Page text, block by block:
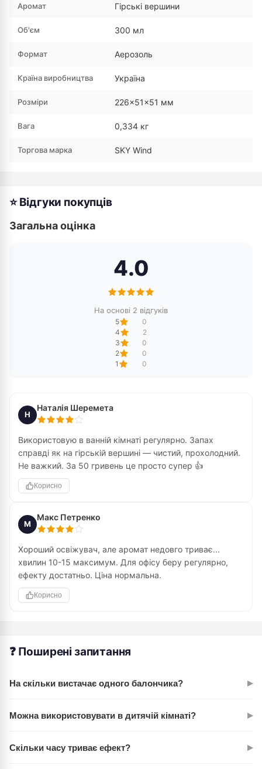
Аромат Гірські вершини
Об'єм 300 мл
Формат Аерозоль
Країна виробництва Україна
Розміри 226×51×51 мм
Вага 0,334 кг
Торгова марка SKY Wind
⭐ Відгуки покупців
Загальна оцінка
4.0
На основі 2 відгуків
5
0
4
2
3
0
2
0
1
0
Н
Наталія Шеремета
Використовую в ванній кімнаті регулярно. Запах
справді як на гірській вершині — чистий, прохолодний.
Не важкий. За 50 гривень це просто супер 👍
Корисно
М
Макс Петренко
Хороший освіжувач, але аромат недовго триває...
хвилин 10-15 максимум. Для офісу беру регулярно,
ефекту достатньо. Ціна нормальна.
Корисно
❓ Поширені запитання
На скільки вистачає одного балончика? ▸
300 мл вистачає на 1,5-2 місяці. Залежить від розміру
Можна використовувати в дитячій кімнаті? ▸
Рекомендується розпилювати коротко (1-2 дозування) та
Скільки часу триває ефект? ▸